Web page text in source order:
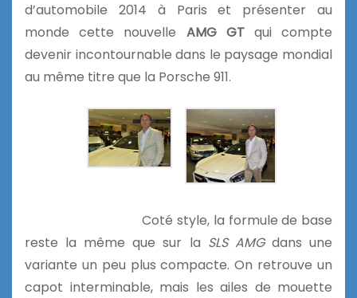
d’automobile 2014 à Paris et présenter au
monde cette nouvelle AMG GTqui compte
devenir incontournable dans le paysage mondial
au même titre que la Porsche 911.
Coté style, la formule de base
reste la même que sur la SLS AMGdans une
variante un peu plus compacte. On retrouve un
capot interminable, mais les ailes de mouette